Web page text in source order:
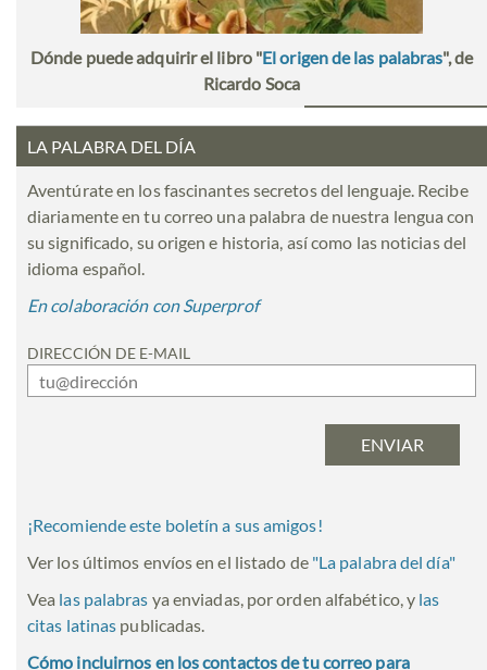
Dónde puede adquirir el libro "El origen de las palabras", de
Ricardo Soca
LA PALABRA DEL DÍA
Aventúrate en los fascinantes secretos del lenguaje. Recibe
diariamente en tu correo una palabra de nuestra lengua con
su significado, su origen e historia, así como las noticias del
idioma español.
En colaboración con Superprof
DIRECCIÓN DE E-MAIL
¡Recomiende este boletín a sus amigos!
Ver los últimos envíos en el listado de "La palabra del día"
Vea las palabras ya enviadas, por orden alfabético, y las
citas latinas publicadas.
Cómo incluirnos en los contactos de tu correo para